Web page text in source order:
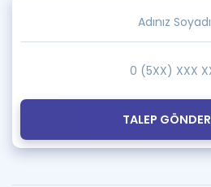
TALEP GÖNDER